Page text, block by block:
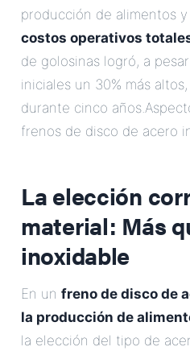
producción de alimentos
costos operativos
de golosinas logró, a
iniciales un 30% más
durante cinco
frenos de disco de acero
La elección
material: Más
inoxidable
En un freno de disco de
la producción de
la elección del tipo de